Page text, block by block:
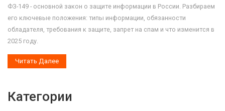
ФЗ-149 - основной закон о защите информации в России. Разбираем
его ключевые положения: типы информации, обязанности
обладателя, требования к защите, запрет на спам и что изменится в
2025 году.
Читать Далее
Категории